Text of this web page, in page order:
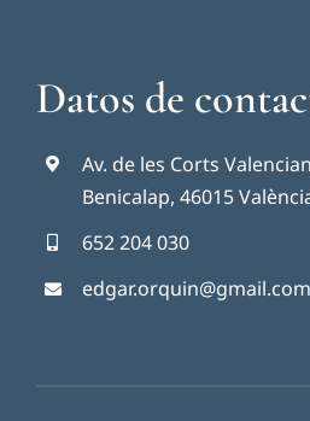
Datos de
Av. de les Corts
Benicalap, 46015
652 204 030
edgar.orquin@gmail.com